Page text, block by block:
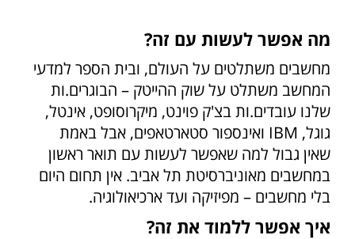
מה אפשר לעשות עם זה?
מחשבים משתלטים על העולם, ובית הספר למדעי
המחשב משתלט על שוק ההייטק – הבוגרים.ות
שלנו עובדים.ות בצ'ק פוינט, מיקרוסופט, אינטל,
גוגל, IBM ואינספור סטארטאפים, אבל באמת
שאין גבול למה שאפשר לעשות עם תואר ראשון
במחשבים מאוניברסיטת תל אביב. אין תחום היום
בלי מחשבים – מפיזיקה ועד ארכיאולוגיה.
איך אפשר ללמוד את זה?